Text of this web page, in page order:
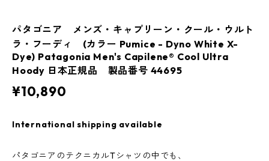
パタゴニア メンズ・キャプリーン・クール・ウルト
ラ・フーディ (カラー Pumice - Dyno White X-
Dye) Patagonia Men's Capilene® Cool Ultra
Hoody 日本正規品 製品番号 44695
¥10,890
International shipping available
パタゴニアのテクニカルTシャツの中でも、